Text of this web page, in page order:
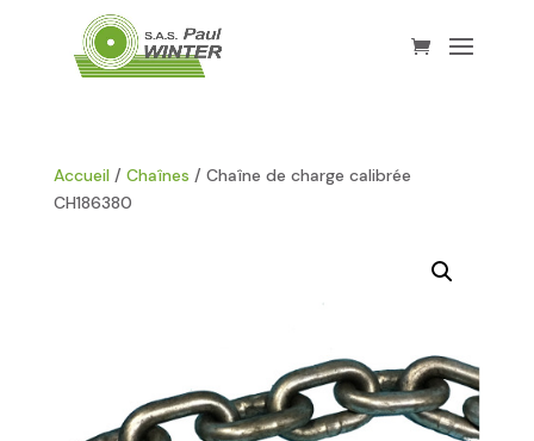
Accueil/ Chaînes / Chaîne de charge calibrée
CH186380